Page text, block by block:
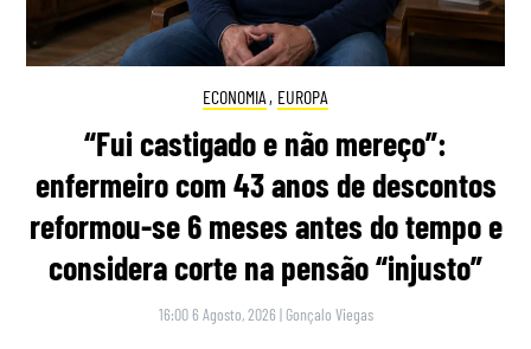
ECONOMIA , EUROPA
“Fui castigado e não mereço”:
enfermeiro com 43 anos de descontos
reformou-se 6 meses antes do tempo e
considera corte na pensão “injusto”
16:00 6 Agosto, 2026 | Gonçalo Viegas